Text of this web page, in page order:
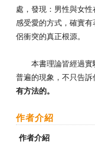
處，發現：男性與女
感受愛的方式，確實
侶衝突的真正根源。
本書理論皆經過實
普遍的現象，不只告訴
有方法的。
作者介紹
作者介紹